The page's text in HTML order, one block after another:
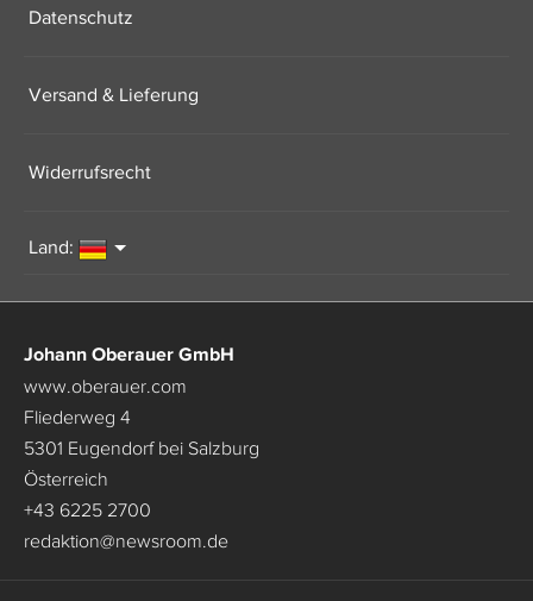
Datenschutz
Versand & Lieferung
Widerrufsrecht
Land:
Johann Oberauer GmbH
www.oberauer.com
Fliederweg 4
5301 Eugendorf bei Salzburg
Österreich
+43 6225 2700
redaktion@newsroom.de